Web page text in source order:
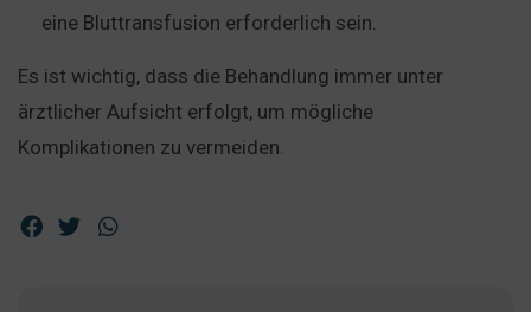
eine Bluttransfusion erforderlich sein.
Es ist wichtig, dass die Behandlung immer unter
ärztlicher Aufsicht erfolgt, um mögliche
Komplikationen zu vermeiden.